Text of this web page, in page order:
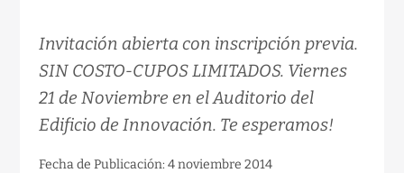
Invitación abierta con inscripción previa.
SIN COSTO-CUPOS LIMITADOS. Viernes
21 de Noviembre en el Auditorio del
Edificio de Innovación. Te esperamos!
Fecha de Publicación: 4 noviembre 2014